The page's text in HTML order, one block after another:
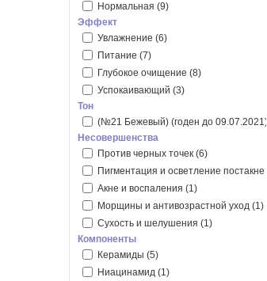
Нормальная (9)
Эффект
Увлажнение (6)
Питание (7)
Глубокое очищение (8)
Успокаивающий (3)
Тон
(№21 Бежевый) (годен до 09.07.2021)
Несовершенства
Против черных точек (6)
Пигментация и осветление постакне
Акне и воспаления (1)
Морщины и антивозрастной уход (1)
Сухость и шелушения (1)
Компоненты
Керамиды (5)
Ниацинамид (1)